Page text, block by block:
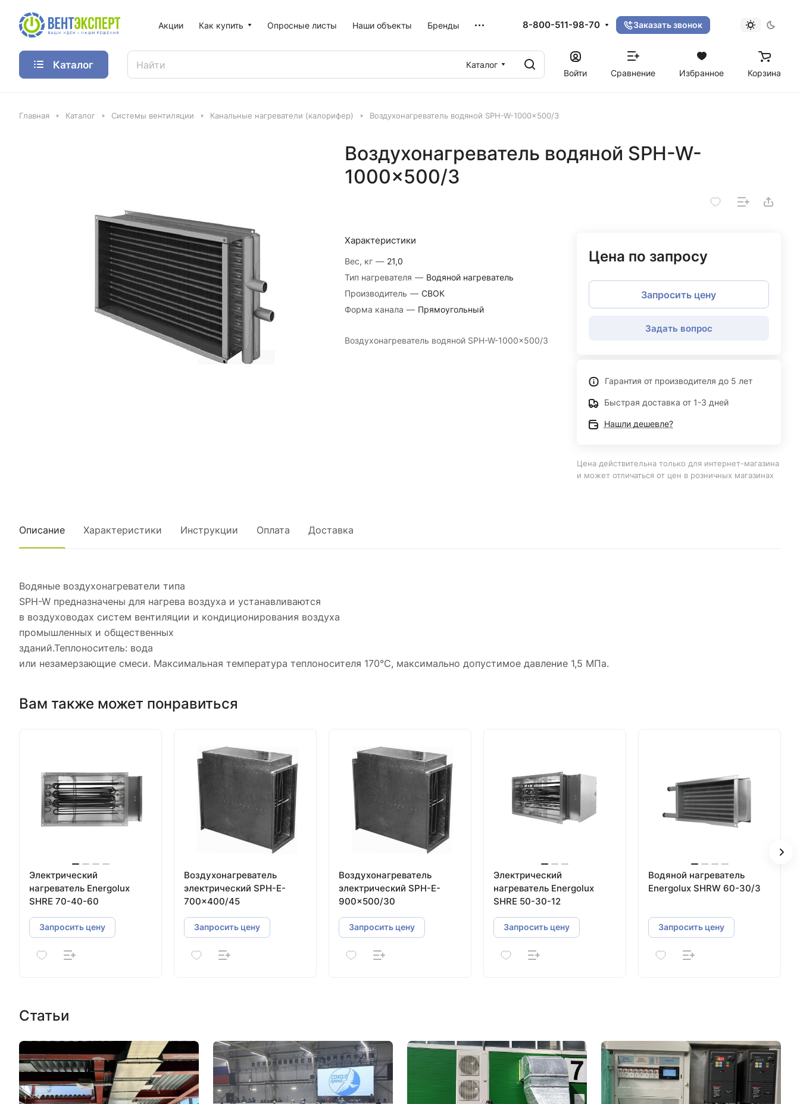
Акции Как купить Опросные листы Наши объекты Бренды 8-800-511-98-70 Заказать звонок
Каталог
Каталог
Войти
Сравнение Избранное Корзина
Главная Каталог Системы вентиляции Канальные нагреватели (калорифер) Воздухонагреватель водяной SPH-W-1000×500/3
Воздухонагреватель водяной SPH-W-
1000×500/3
Характеристики
Вес, кг — 21,0
Тип нагревателя — Водяной нагреватель
Производитель — СВОК
Форма канала — Прямоугольный
Воздухонагреватель водяной SPH-W-1000×500/3
Цена по запросу
Запросить цену
Задать вопрос
Гарантия от производителя до 5 лет
Быстрая доставка от 1-3 дней
Нашли дешевле?
Цена действительна только для интернет-магазина
и может отличаться от цен в розничных магазинах
Описание Характеристики Инструкции Оплата Доставка
Водяные воздухонагреватели типа
SPH-W предназначены для нагрева воздуха и устанавливаются
в воздуховодах систем вентиляции и кондиционирования воздуха
промышленных и общественных
зданий.Теплоноситель: вода
или незамерзающие смеси. Максимальная температура теплоносителя 170°С, максимально допустимое давление 1,5 МПа.
Вам также может понравиться
Электрический
нагреватель Energolux
SHRE 70-40-60
Запросить цену
Воздухонагреватель
электрический SPH-E-
700×400/45
Запросить цену
Воздухонагреватель
электрический SPH-E-
900×500/30
Запросить цену
Электрический
нагреватель Energolux
SHRE 50-30-12
Запросить цену
Водяной нагреватель
Energolux SHRW 60-30/3
Запросить цену
Статьи